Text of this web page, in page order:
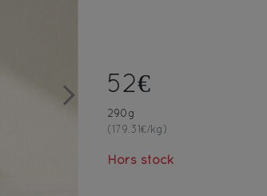
Next 52€
290g
(179.31€/kg)
Hors stock